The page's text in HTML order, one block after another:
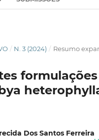
/ N. 3 (2024) / Resumo
Dos Santos Ferreira